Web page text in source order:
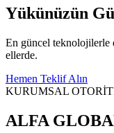
Yükünüzün
En güncel teknolojilerle
ellerde.
Hemen Teklif Alın
KURUMSAL
ALFA